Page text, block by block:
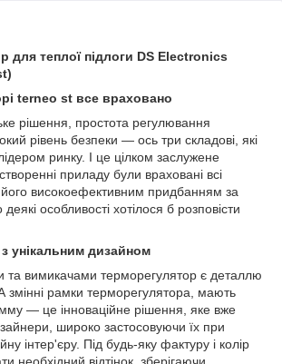
для теплої підлоги DS Electronics
terneo st все враховано
рішення, простота регулювання
рівень безпеки — ось три складові, які
ринку. І це цілком заслужене
приладу були враховані всі
його високоефективним придбанням за
особливості хотілося б розповісти
унікальним дизайном
та вимикачами терморегулятор є деталлю
змінні рамки терморегулятора, мають
— це інноваційне рішення, яке вже
широко застосовуючи їх при
інтер'єру. Під будь-яку фактуру і колір
необхідний відтінок, зберігаючи